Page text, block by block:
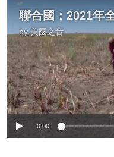
by美國之音
No media
0:00